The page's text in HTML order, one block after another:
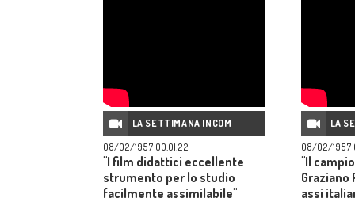
LA SETTIMANA INCOM
08/02/1957 00:01:22
"I film didattici eccellente
strumento per lo studio
facilmente assimilabile"
LA
08/02/1957
"Il
assi